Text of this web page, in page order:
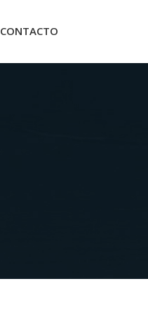
CONTACTO